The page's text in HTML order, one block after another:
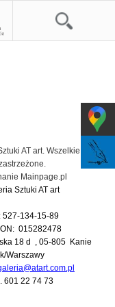
AT art. Wszelkie prawa
Mainpage.pl
Sztuki AT art
527-134-15-89
015282478
18 d , 05-805 Kanie
k/Warszawy
601 22 74 73